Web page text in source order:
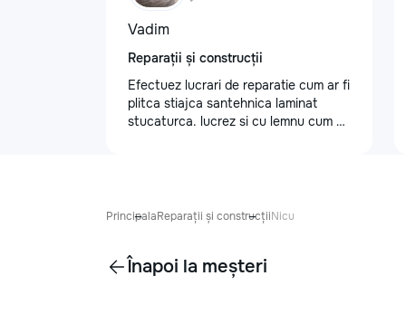
Vadim
Reparații și construcții
Efectuez lucrari de reparatie cum ar fi
plitca stiajca santehnica laminat
stucaturca. lucrez si cu lemnu cum ar
PrincipalaReparații și construcțiiNicu
Înapoi la meșteri